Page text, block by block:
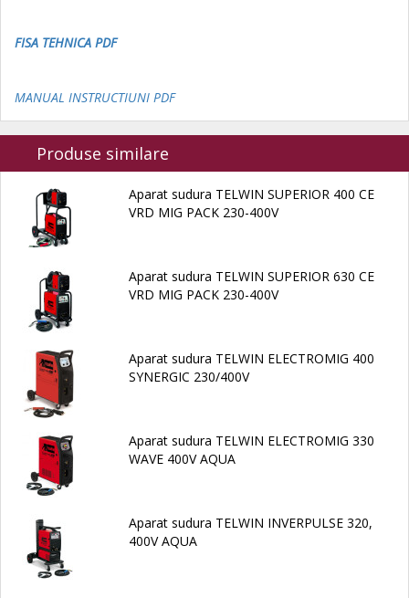
FISA TEHNICA PDF
MANUAL INSTRUCTIUNI PDF
Produse similare
Aparat sudura TELWIN SUPERIOR 400 CE
VRD MIG PACK 230-400V
Aparat sudura TELWIN SUPERIOR 630 CE
VRD MIG PACK 230-400V
Aparat sudura TELWIN ELECTROMIG 400
SYNERGIC 230/400V
Aparat sudura TELWIN ELECTROMIG 330
WAVE 400V AQUA
Aparat sudura TELWIN INVERPULSE 320,
400V AQUA